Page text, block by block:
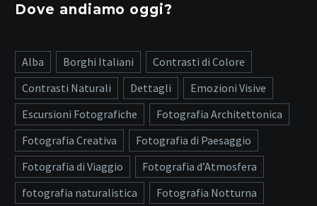
Dove andiamo oggi?
Alba Borghi Italiani
Contrasti di Colore
Contrasti Naturali
Dettagli
Emozioni Visive
Escursioni Fotografiche
Fotografia Architettonica
Fotografia Creativa
Fotografia di Paesaggio
Fotografia di Viaggio
Fotografia d’Atmosfera
fotografia naturalistica
Fotografia Notturna